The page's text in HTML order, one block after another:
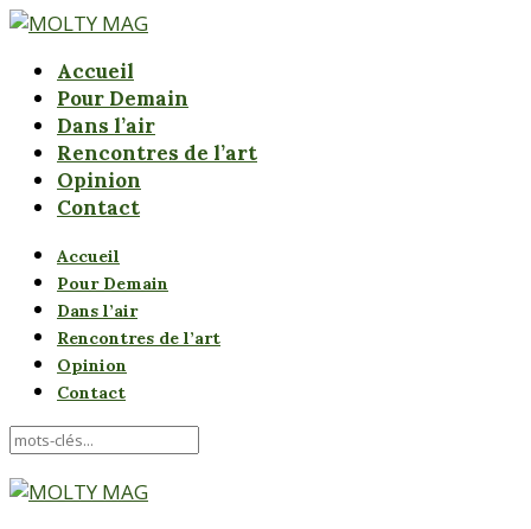
Accueil
Pour Demain
Dans l’air
Rencontres de l’art
Opinion
Contact
Accueil
Pour Demain
Dans l’air
Rencontres de l’art
Opinion
Contact